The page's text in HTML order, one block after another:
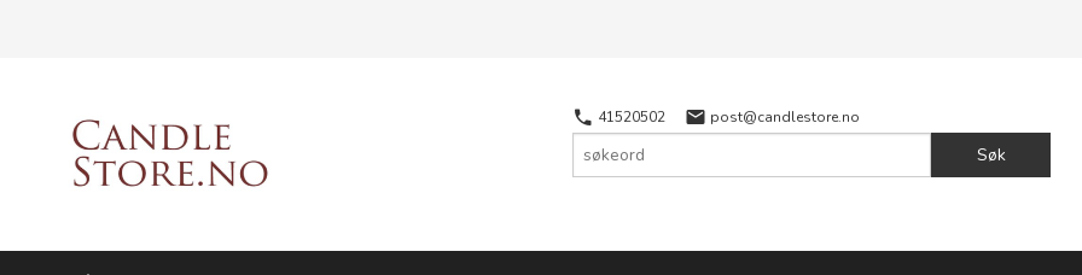
41520502 post@candlestore.no
Søk